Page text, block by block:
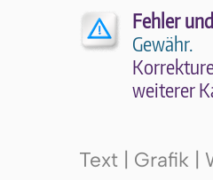
Fehler
Gewähr.
wei­te­rer
Text | Grafik |